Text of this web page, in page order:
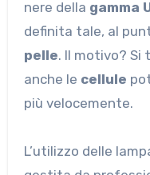
nere della gamma
definita tale, al
pelle. Il motivo? Si
anche le cellule
più velocemente.
L’utilizzo delle